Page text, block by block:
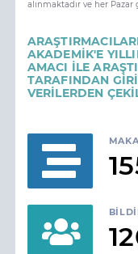
alınmaktadır ve her
AKADEMİK'E
AMACI İLE
TARAFINDAN
VERİLERDEN